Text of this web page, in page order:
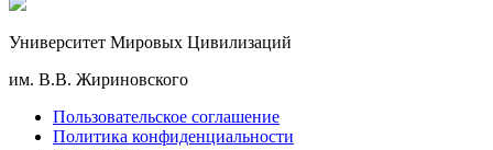
Университет Мировых Цивилизаций
им. В.В. Жириновского
Пользовательское соглашение
Политика конфиденциальности